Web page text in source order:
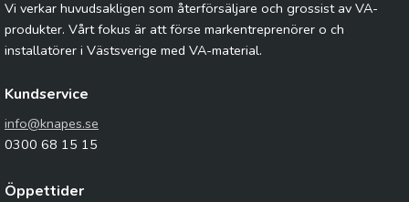
Vi verkar huvudsakligen som återförsäljare och grossist av VA-
produkter. Vårt fokus är att förse markentreprenörer o ch
installatörer i Västsverige med VA-material.
Kundservice
info@knapes.se
0300 68 15 15
Öppettider